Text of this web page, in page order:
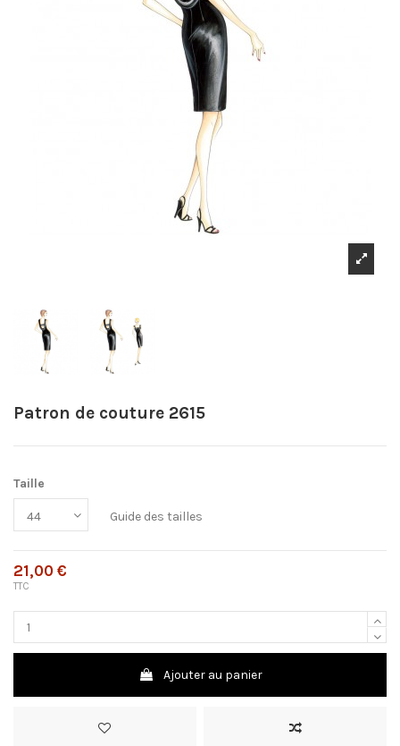
Patron de couture 2615
Taille
Guide des tailles
21,00 €
TTC
Ajouter au panier